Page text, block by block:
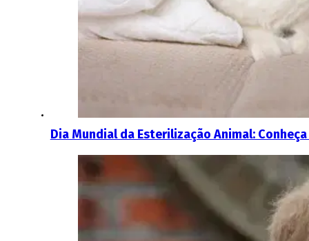
Dia Mundial da Esterilização Animal: